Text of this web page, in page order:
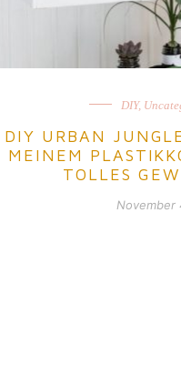
DIY,
DIY URBAN
MEINEM
TOLLES
November